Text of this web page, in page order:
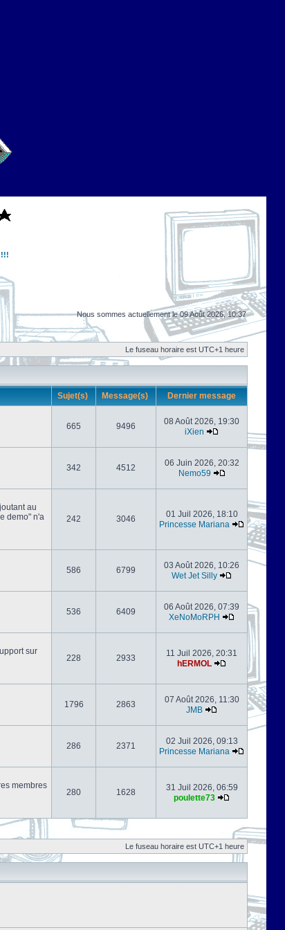
!!!
Nous sommes actuellement le 09 Août 2026, 10:37
Le fuseau horaire est UTC+1 heure
Sujet(s) Message(s) Dernier message
665 9496
08 Août 2026, 19:30
iXien
342 4512
06 Juin 2026, 20:32
Nemo59
au
demo" n'a
242 3046
01 Juil 2026, 18:10
Princesse Mariana
586 6799
03 Août 2026, 10:26
Wet Jet Silly
536 6409
06 Août 2026, 07:39
XeNoMoRPH
sur
228 2933
11 Juil 2026, 20:31
hERMOL
1796 2863
07 Août 2026, 11:30
JMB
286 2371
02 Juil 2026, 09:13
Princesse Mariana
membres
280 1628
31 Juil 2026, 06:59
poulette73
Le fuseau horaire est UTC+1 heure